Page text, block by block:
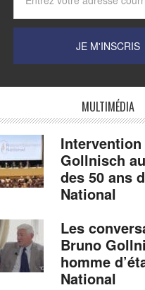
MULTIMÉDIA
Gollnisch
des 50 ans
National
Les
Bruno
homme
National